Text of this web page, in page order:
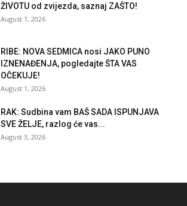
ŽIVOTU od zvijezda, saznaj ZAŠTO!
August 1, 2026
RIBE: NOVA SEDMICA nosi JAKO PUNO
IZNENAĐENJA, pogledajte ŠTA VAS
OČEKUJE!
August 1, 2026
RAK: Sudbina vam BAŠ SADA ISPUNJAVA
SVE ŽELJE, razlog će vas...
August 3, 2026